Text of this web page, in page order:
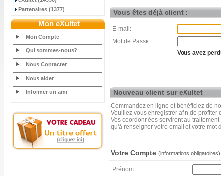
Partenaires (1377)
Mon eXultet
Mon Compte
Qui sommes-nous?
Nous Contacter
Nous aider
Informer un ami
Vous êtes déjà client :
E-mail:
Mot de Passe:
Vous avez
Nouveau client sur eXultet
Commandez en ligne et bénéficiez de
Veuillez vous enregistrer afin de profiter
Vos coordonnées serviront au
qu'à renseigner votre email et votre mot
Votre Compte (informations obligatoires)
Prénom: